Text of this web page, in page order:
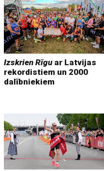
Izskrien Rīguar Latvijas
rekordistiem un 2000
dalībniekiem